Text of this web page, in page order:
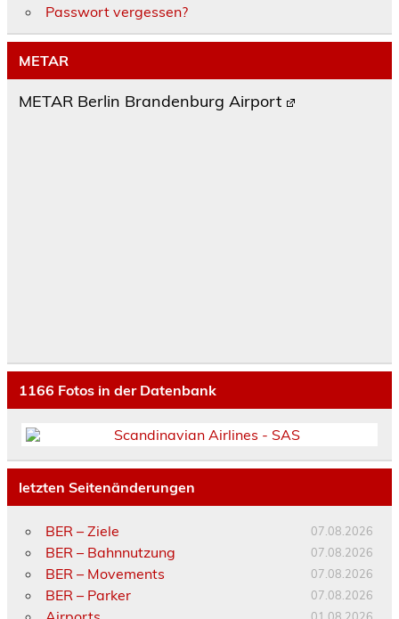
Passwort vergessen?
METAR
METAR Berlin Brandenburg Airport
1166 Fotos in der Datenbank
letzten Seitenänderungen
BER – Ziele 07.08.2026
BER – Bahnnutzung 07.08.2026
BER – Movements 07.08.2026
BER – Parker 07.08.2026
01.08.2026